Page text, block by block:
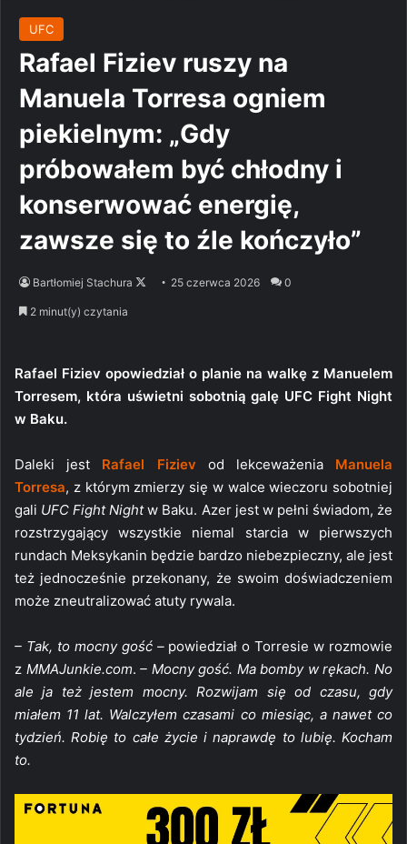
UFC
Rafael Fiziev ruszy na
Manuela Torresa ogniem
piekielnym: „Gdy
próbowałem być chłodny i
konserwować energię,
zawsze się to źle kończyło”
Bartłomiej Stachura
Follow25 czerwca 2026 0
2 minut(y) czytania
Rafael Fiziev opowiedział o planie na walkę z Manuelem
Torresem, która uświetni sobotnią galę UFC Fight Night
w Baku.
Daleki jest Rafael Fiziev od lekceważenia Manuela
Torresa, z którym zmierzy się w walce wieczoru sobotniej
gali UFC Fight Nightw Baku. Azer jest w pełni świadom, że
rozstrzygający wszystkie niemal starcia w pierwszych
rundach Meksykanin będzie bardzo niebezpieczny, ale jest
też jednocześnie przekonany, że swoim doświadczeniem
może zneutralizować atuty rywala.
– Tak, to mocny gość –powiedział o Torresie w rozmowie
z MMAJunkie.com.– Mocny gość. Ma bomby w rękach. No
ale ja też jestem mocny. Rozwijam się od czasu, gdy
miałem 11 lat. Walczyłem czasami co miesiąc, a nawet co
tydzień. Robię to całe życie i naprawdę to lubię. Kocham
to.